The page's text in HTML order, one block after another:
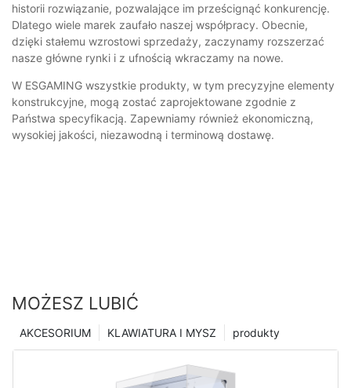
historii rozwiązanie, pozwalające im prześcignąć konkurencję.
Dlatego wiele marek zaufało naszej współpracy. Obecnie,
dzięki stałemu wzrostowi sprzedaży, zaczynamy rozszerzać
nasze główne rynki i z ufnością wkraczamy na nowe.
W ESGAMING wszystkie produkty, w tym precyzyjne elementy
konstrukcyjne, mogą zostać zaprojektowane zgodnie z
Państwa specyfikacją. Zapewniamy również ekonomiczną,
wysokiej jakości, niezawodną i terminową dostawę.
MOŻESZ LUBIĆ
produkty
KLAWIATURA I MYSZ
AKCESORIUM